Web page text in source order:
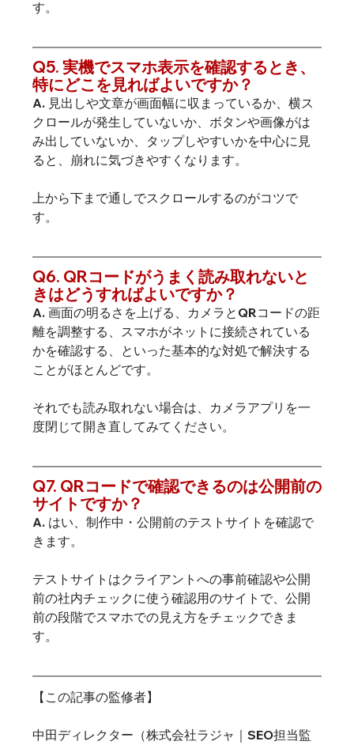
す。
Q5. 実機でスマホ表示を確認するとき、
特にどこを見ればよいですか？
A. 見出しや文章が画面幅に収まっているか、横ス
クロールが発生していないか、ボタンや画像がは
み出していないか、タップしやすいかを中心に見
ると、崩れに気づきやすくなります。
上から下まで通しでスクロールするのがコツで
す。
Q6. QRコードがうまく読み取れないと
きはどうすればよいですか？
A. 画面の明るさを上げる、カメラとQRコードの距
離を調整する、スマホがネットに接続されている
かを確認する、といった基本的な対処で解決する
ことがほとんどです。
それでも読み取れない場合は、カメラアプリを一
度閉じて開き直してみてください。
Q7. QRコードで確認できるのは公開前の
サイトですか？
A. はい、制作中・公開前のテストサイトを確認で
きます。
テストサイトはクライアントへの事前確認や公開
前の社内チェックに使う確認用のサイトで、公開
前の段階でスマホでの見え方をチェックできま
す。
【この記事の監修者】
中田ディレクター（株式会社ラジャ｜SEO担当監